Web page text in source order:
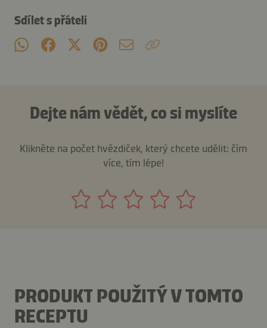
Sdílet s přáteli
Dejte nám vědět, co si myslíte
Klikněte na počet hvězdiček, který chcete udělit: čím
více, tím lépe!
PRODUKT POUŽITÝ V TOMTO
RECEPTU